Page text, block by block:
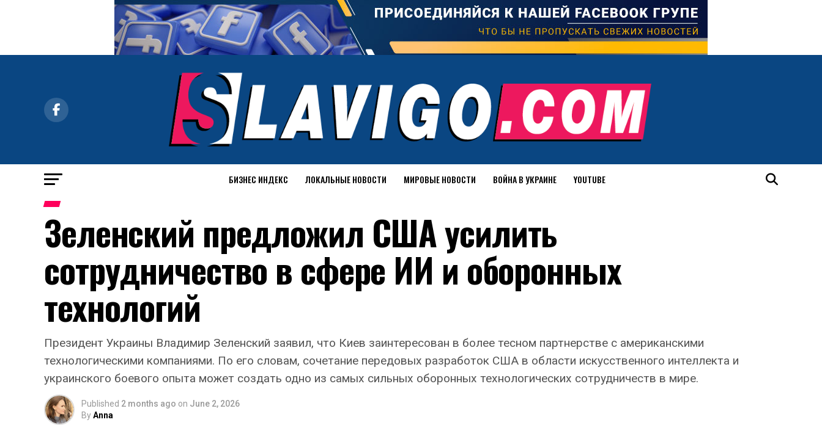
БИЗНЕС ИНДЕКС ЛОКАЛЬНЫЕ НОВОСТИ МИРОВЫЕ НОВОСТИ ВОЙНА В УКРАИНЕ YOUTUBE
Зеленский предложил США усилить
сотрудничество в сфере ИИ и оборонных
технологий
Президент Украины Владимир Зеленский заявил, что Киев заинтересован в более тесном партнерстве с американскими
технологическими компаниями. По его словам, сочетание передовых разработок США в области искусственного интеллекта и
украинского боевого опыта может создать одно из самых сильных оборонных технологических сотрудничеств в мире.
Published 2 months ago on June 2, 2026
ByAnna